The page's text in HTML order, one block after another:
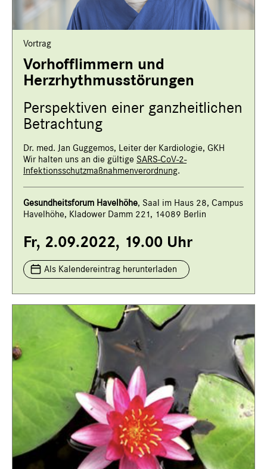
Vortrag
Vorhofflimmern und
Herzrhythmusstörungen
Perspektiven einer ganzheitlichen
Betrachtung
Dr. med. Jan Guggemos, Leiter der Kardiologie, GKH
Wir halten uns an die gültige SARS-CoV-2-
Infektionsschutzmaßnahmenverordnung.
Gesundheitsforum Havelhöhe, Saal im Haus 28, Campus
Havelhöhe, Kladower Damm 221, 14089 Berlin
Fr, 2.09.2022, 19.00 Uhr
Als Kalendereintrag herunterladen